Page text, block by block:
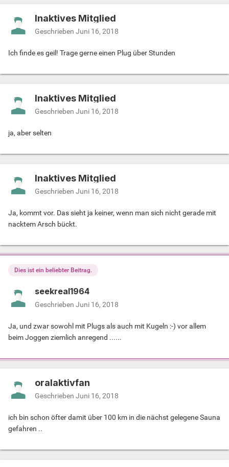
Inaktives Mitglied
Geschrieben Juni 16, 2018
Ich finde es geil! Trage gerne einen Plug über Stunden
Inaktives Mitglied
Geschrieben Juni 16, 2018
ja, aber selten
Inaktives Mitglied
Geschrieben Juni 16, 2018
Ja, kommt vor. Das sieht ja keiner, wenn man sich nicht gerade mit
nacktem Arsch bückt.
Dies ist ein beliebter Beitrag.
seekreal1964
Geschrieben Juni 16, 2018
Ja, und zwar sowohl mit Plugs als auch mit Kugeln :-) vor allem
beim Joggen ziemlich anregend ......
oralaktivfan
Geschrieben Juni 16, 2018
ich bin schon öfter damit über 100 km in die nächst gelegene Sauna
gefahren ..